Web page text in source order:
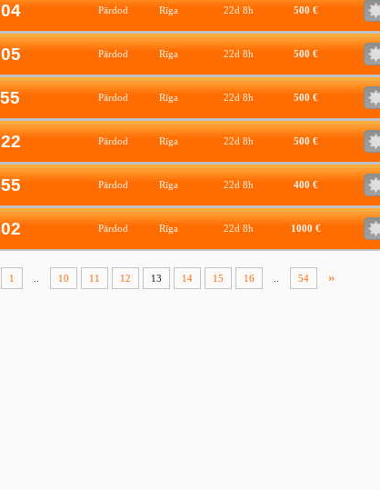
Pārdod Rīga 22d 8h 500 €
Pārdod Rīga 22d 8h 500 €
Pārdod Rīga 22d 8h 500 €
Pārdod Rīga 22d 8h 500 €
Pārdod Rīga 22d 8h 400 €
Pārdod Rīga 22d 8h 1000 €
1 10 11 12 13 14 15 16 54 »